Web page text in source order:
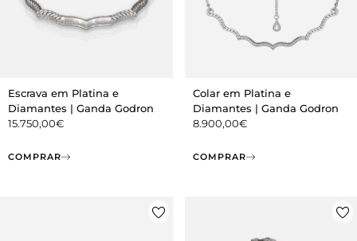
Escrava em Platina e
Diamantes | Ganda Godron
15.750,00€
COMPRAR
Colar em Platina e
Diamantes | Ganda Godron
8.900,00€
COMPRAR